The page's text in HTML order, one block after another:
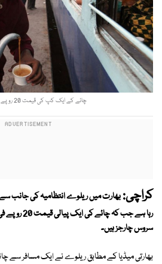
چائے کے ایک کپ کی قیمت 20 روپے ہے، فوٹو: فائل
کراچی:
سروس چارجز ہیں۔